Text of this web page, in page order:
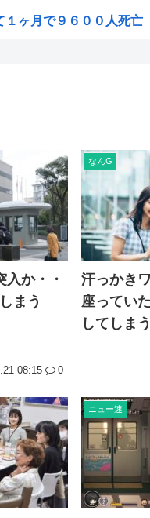
１ヶ月で９６００人死亡
円…コストは2万以上
た魚」「プリザーブド
けまでセルフに
フが聞き取れない」 日
品の消費減税「天下の愚
演者から性被害
豆パックの薄いフィルム
いのちの党」に党名変
あきスカート姿が強すぎ
日本の盆休み潰す
殺人事件、主犯格の川口
戻りたいです」←これ！
か・・
まう
08:15 0
なんG
汗っかき
座ってい
してしま
ニュー速